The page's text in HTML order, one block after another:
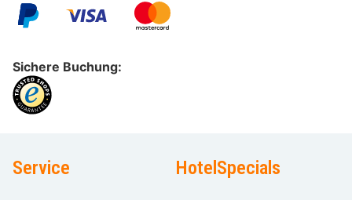
Sichere Buchung:
Service HotelSpecials